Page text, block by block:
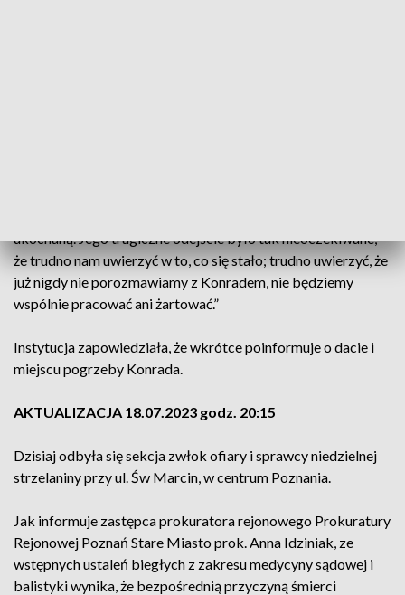
ukochaną. Jego tragiczne odejście było tak nieoczekiwane,
że trudno nam uwierzyć w to, co się stało; trudno uwierzyć, że
już nigdy nie porozmawiamy z Konradem, nie będziemy
wspólnie pracować ani żartować.”
Instytucja zapowiedziała, że wkrótce poinformuje o dacie i
miejscu pogrzeby Konrada.
AKTUALIZACJA 18.07.2023 godz. 20:15
Dzisiaj odbyła się sekcja zwłok ofiary i sprawcy niedzielnej
strzelaniny przy ul. Św Marcin, w centrum Poznania.
Jak informuje zastępca prokuratora rejonowego Prokuratury
Rejonowej Poznań Stare Miasto prok. Anna Idziniak, ze
wstępnych ustaleń biegłych z zakresu medycyny sądowej i
balistyki wynika, że bezpośrednią przyczyną śmierci